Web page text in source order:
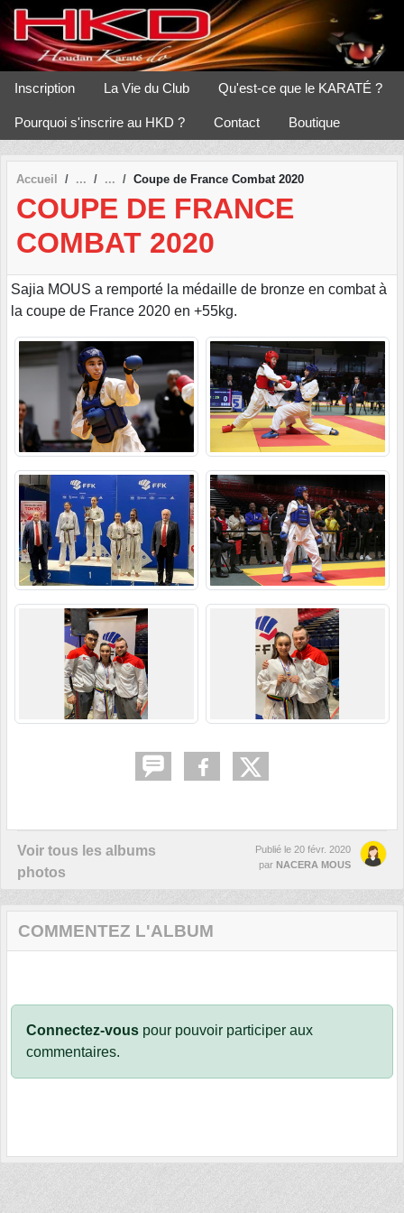
Inscription La Vie du Club Qu'est-ce que le KARATÉ ?
Pourquoi s'inscrire au HKD ? Contact Boutique
Accueil Coupe de France Combat 2020
COUPE DE FRANCE
COMBAT 2020
Sajia MOUS a remporté la médaille de bronze en combat à
la coupe de France 2020 en +55kg.
Voir tous les albums
photos
Publié le 20 févr. 2020
par NACERA MOUS
COMMENTEZ L'ALBUM
Connectez-vous pour pouvoir participer aux
commentaires.
Panneau de gestion des cookies